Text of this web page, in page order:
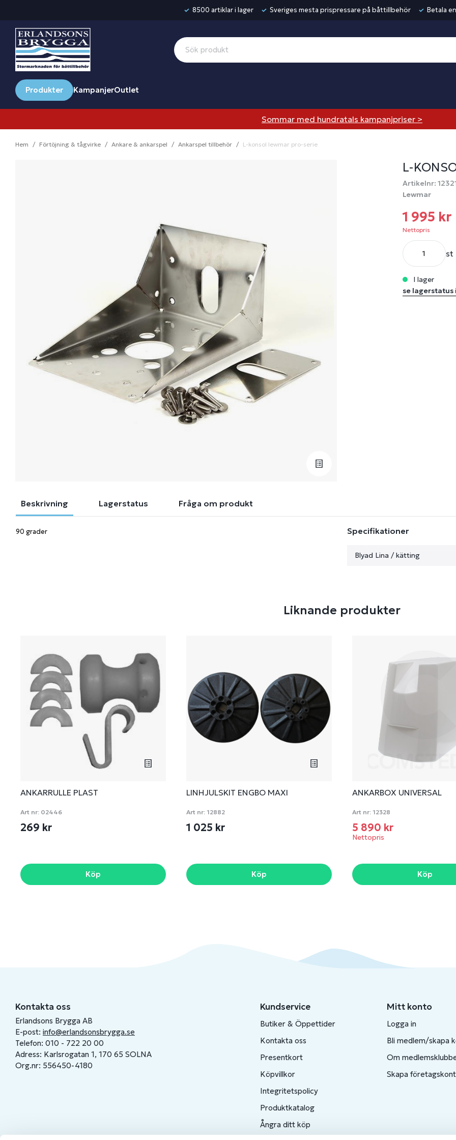
8500 artiklar i lager Sveriges mesta prispressare på båttillbehör Betala
Produkter KampanjerOutlet
Sommar med hundratals kampanjpriser >
Hem Förtöjning & tågvirke Ankare & ankarspel Ankarspel tillbehör L-konsol lewmar pro-serie
L-
Artikelnr:
Lewmar
1 995 kr
Nettopris
st
i lager
se lagerstatus
Beskrivning Lagerstatus Fråga om produkt
90 grader Specifikationer
Blyad Lina / kätting
Liknande produkter
ANKARRULLE PLAST
Art nr: 02446
269 kr
Köp
LINHJULSKIT ENGBO MAXI
Art nr: 12882
1 025 kr
Köp
ANKARBOX UNIVERSAL
Art nr: 12328
5 890 kr
Nettopris
Köp
Kontakta oss
Erlandsons Brygga AB
E-post: info@erlandsonsbrygga.se
Telefon: 010 - 722 20 00
Adress: Karlsrogatan 1, 170 65 SOLNA
Org.nr: 556450-4180
Kundservice
Butiker & Öppettider
Kontakta oss
Presentkort
Köpvillkor
Integritetspolicy
Produktkatalog
Ångra ditt köp
Mitt konto
Logga in
Bli medlem/skapa
Om
Skapa